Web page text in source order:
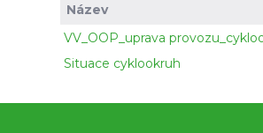
Název
VV_OOP_uprava
Situace cyklookruh